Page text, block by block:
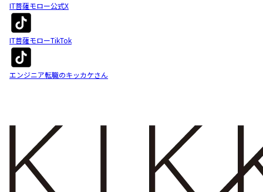
IT菩薩モロー公式X
IT菩薩モローTikTok
エンジニア転職のキッカケさん